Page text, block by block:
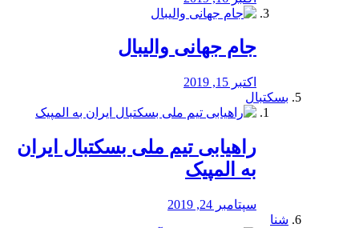
جام جهانی والیبال
اکتبر 15, 2019
بسکتبال
راهیابی تیم ملی بسکتبال ایران
به المپیک
سپتامبر 24, 2019
شنا